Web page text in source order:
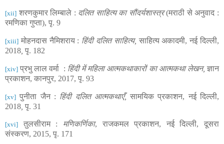
[xii] शरणकुमार लिम्बाले : दलित साहित्य का सौंदर्यशास्त्र(मराठी से अनुवाद :
रमणिका गुप्ता), पृ. 9
[xiii] मोहनदास नैमिशराय : हिंदी दलित साहित्य, साहित्य अकादमी, नई दिल्ली,
2018 पृ. 182
[xiv] प्रभु लाल वर्मा : हिंदी में महिला आत्मकथाकारों का आत्मकथा लेखन,ज्ञान
प्रकाशन, कानपुर, 2017, पृ. 93
[xv] पुनीता जैन : हिंदी दलित आत्मकथाएँ,सामयिक प्रकाशन, नई दिल्ली,
2018 पृ. 31
[xvi] तुलसीराम : मणिकर्णिका, राजकमल प्रकाशन, नई दिल्ली, दूसरा
संस्करण, 2015, पृ. 171